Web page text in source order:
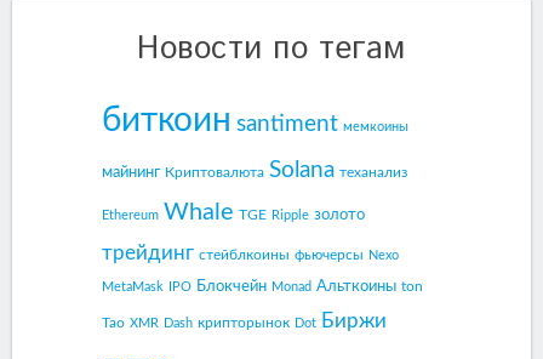
Новости по тегам
биткоин santiment мемкоины
майнинг Криптовалюта Solana теханализ
Ethereum Whale TGE Ripple золото
трейдинг стейблкоины фьючерсы Nexo
MetaMask IPO Блокчейн Monad Альткоины ton
Tao XMR Dash крипторынок Dot Биржи